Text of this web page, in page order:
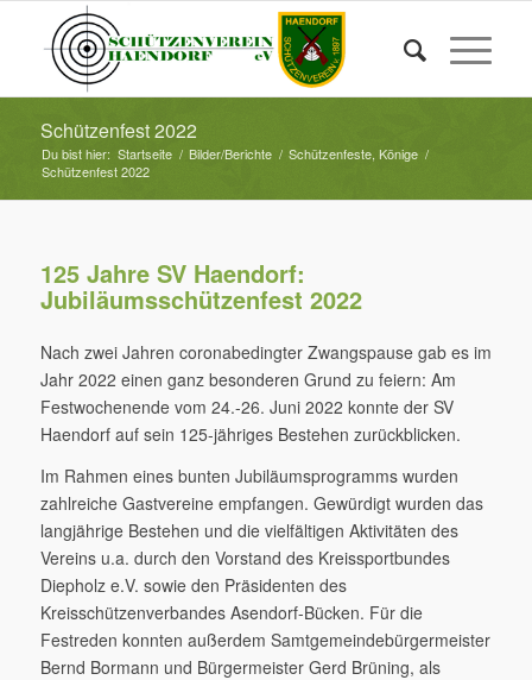
Schützenfest 2022
Du bist hier: Startseite / Bilder/Berichte / Schützenfeste, Könige /
Schützenfest 2022
125 Jahre SV Haendorf:
Jubiläumsschützenfest 2022
Nach zwei Jahren coronabedingter Zwangspause gab es im
Jahr 2022 einen ganz besonderen Grund zu feiern: Am
Festwochenende vom 24.-26. Juni 2022 konnte der SV
Haendorf auf sein 125-jähriges Bestehen zurückblicken.
Im Rahmen eines bunten Jubiläumsprogramms wurden
zahlreiche Gastvereine empfangen. Gewürdigt wurden das
langjährige Bestehen und die vielfältigen Aktivitäten des
Vereins u.a. durch den Vorstand des Kreissportbundes
Diepholz e.V. sowie den Präsidenten des
Kreisschützenverbandes Asendorf-Bücken. Für die
Festreden konnten außerdem Samtgemeindebürgermeister
Bernd Bormann und Bürgermeister Gerd Brüning, als